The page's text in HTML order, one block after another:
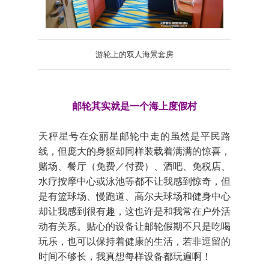
游轮上的双人海景套房
邮轮其实就是一个海上度假村
天秤星号在众丽星邮轮中走的虽然是平民路
线，但庞大的身躯却同样装载着满满的惊喜，
赌场、餐厅（免费／付费）、酒吧、免税店、
水疗按摩中心或泳池等都不让我感到惊奇，但
是有篮球场、慢跑道、高尔夫球场和健身中心
却让我感到很有趣，这也许是和我常在户外活
动有关系。贴心的设备让邮轮假期不只是吃喝
玩乐，也可以保持着健康的生活，若非逗留的
时间不够长，我真想每样设备都玩遍啊！